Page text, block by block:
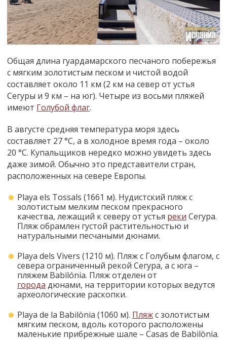
Общая длина гуардамарского песчаного побережья
с мягким золотистым песком и чистой водой
составляет около 11 км (2 км на север от устья
Сегуры и 9 км – на юг). Четыре из восьми пляжей
имеют Голубой флаг.
В августе средняя температура моря здесь
составляет 27 °С, а в холодное время года – около
20 °С. Купальщиков нередко можно увидеть здесь
даже зимой. Обычно это представители стран,
расположенных на севере Европы.
Playa els Tossals (1661 м). Нудистский пляж с
золотистым мелким песком прекрасного
качества, лежащий к северу от устья реки Сегура.
Пляж обрамлен густой растительностью и
натуральными песчаными дюнами.
Playa dels Vivers (1210 м). Пляж с Голубым флагом, с
севера ограниченный рекой Сегура, а с юга –
пляжем Babilónia. Пляж отделен от
города дюнами, на территории которых ведутся
археологические раскопки.
Playa de la Babilònia (1060 м). Пляжс золотистым
мягким песком, вдоль которого расположены
маленькие прибрежные шале – Casas de Babilònia.